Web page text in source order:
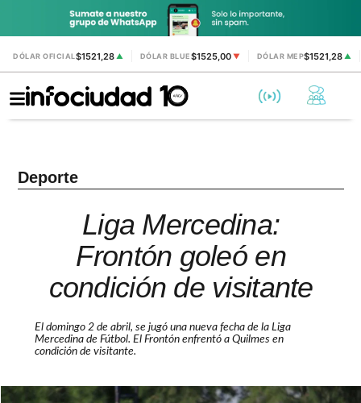
DÓLAR OFICIAL$1521,28 ▲ DÓLAR BLUE$1525,00 ▼ DÓLAR MEP$1521,28▲
Deporte
Liga Mercedina:
Frontón goleó en
condición de visitante
El domingo 2 de abril, se jugó una nueva fecha de la Liga
Mercedina de Fútbol. El Frontón enfrentó a Quilmes en
condición de visitante.